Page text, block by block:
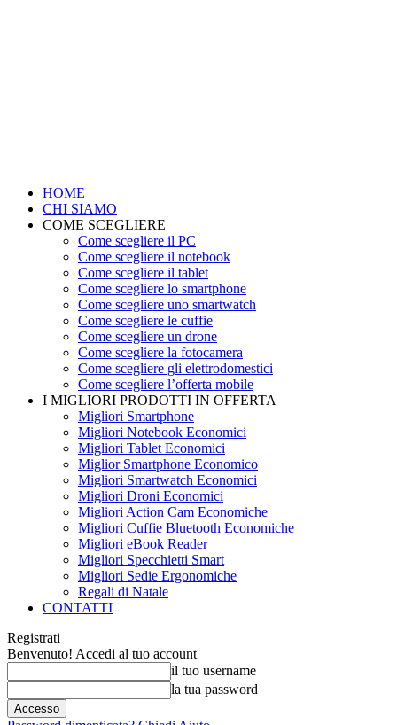
HOME
CHI SIAMO
COME SCEGLIERE
Come scegliere il PC
Come scegliere il notebook
Come scegliere il tablet
Come scegliere lo smartphone
Come scegliere uno smartwatch
Come scegliere le cuffie
Come scegliere un drone
Come scegliere la fotocamera
Come scegliere gli elettrodomestici
Come scegliere l’offerta mobile
I MIGLIORI PRODOTTI IN OFFERTA
Migliori Smartphone
Migliori Notebook Economici
Migliori Tablet Economici
Miglior Smartphone Economico
Migliori Smartwatch Economici
Migliori Droni Economici
Migliori Action Cam Economiche
Migliori Cuffie Bluetooth Economiche
Migliori eBook Reader
Migliori Specchietti Smart
Migliori Sedie Ergonomiche
Regali di Natale
CONTATTI
Registrati
Benvenuto! Accedi al tuo account
il tuo username
la tua password